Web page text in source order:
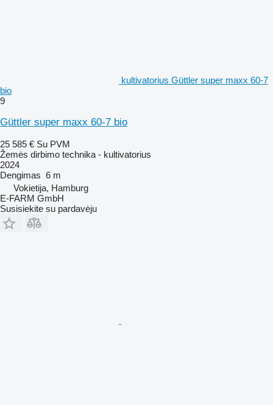
kultivatorius Güttler super maxx 60-7
bio
9
Güttler super maxx 60-7 bio
25 585 € Su PVM
Žemės dirbimo technika - kultivatorius
2024
Dengimas 6 m
Vokietija, Hamburg
E-FARM GmbH
Susisiekite su pardavėju